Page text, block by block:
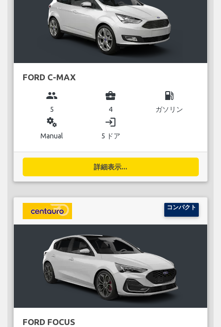
FORD C-MAX
group
5
business_center
4
local_gas_station
ガソリン
miscellaneous_services
Manual
login
5 ドア
詳細表示...
コンパクト
FORD FOCUS